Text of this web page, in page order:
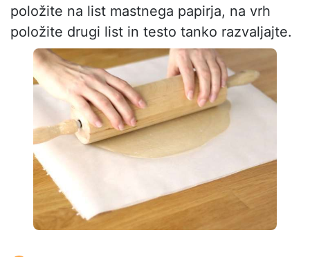
položite na list mastnega papirja, na vrh
položite drugi list in testo tanko razvaljajte.